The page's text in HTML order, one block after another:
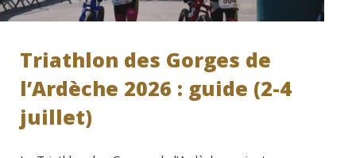
Triathlon des Gorges de
l’Ardèche 2026 : guide (2-4
juillet)